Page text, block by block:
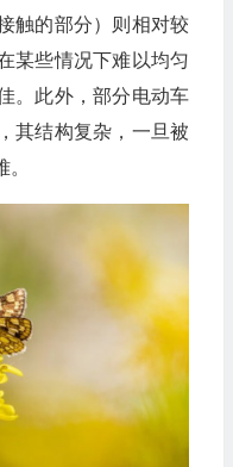
触的部分）则相对较
某些情况下难以均匀
。此外，部分电动车
其结构复杂，一旦被